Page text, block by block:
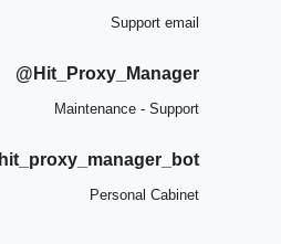
Support email
@ Hit_Proxy_Manager
Maintenance - Support
hit_proxy_manager_bot
Personal Cabinet